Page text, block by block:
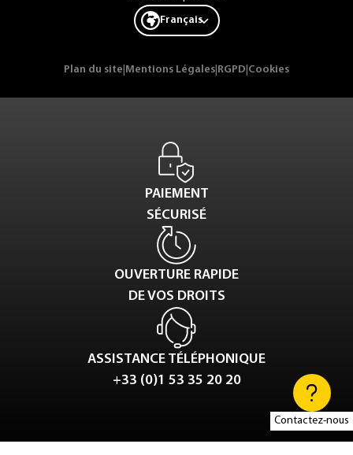
Contactez-nous
Français
Plan du site Mentions Légales RGPD Cookies
PAIEMENT
SÉCURISÉ
OUVERTURE RAPIDE
DE VOS DROITS
ASSISTANCE TÉLÉPHONIQUE
+33 (0)1 53 35 20 20